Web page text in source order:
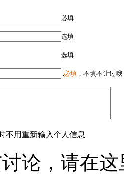
必填
选填
选填
必填 ，不填不让过
不用重新输入个人信息
论，请在这